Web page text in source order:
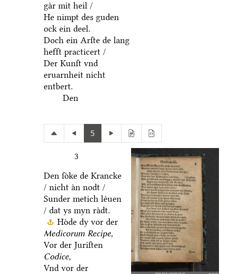
gaͤr mit heil /
He nimpt des guden
ock ein deel.
Doch ein Arſte de lang
hefft practicert /
Der Kunſt vnd
eruarnheit nicht
entbert.
Den
5
3
Den ſoͤke de Krancke
/ nicht aͤn nodt /
Sunder metich leͤuen
/ dat ys myn raͤdt.
Hoͤde dy vor der
Medicorum Recipe,
Vor der Juriſten
Codice,
Vnd vor der